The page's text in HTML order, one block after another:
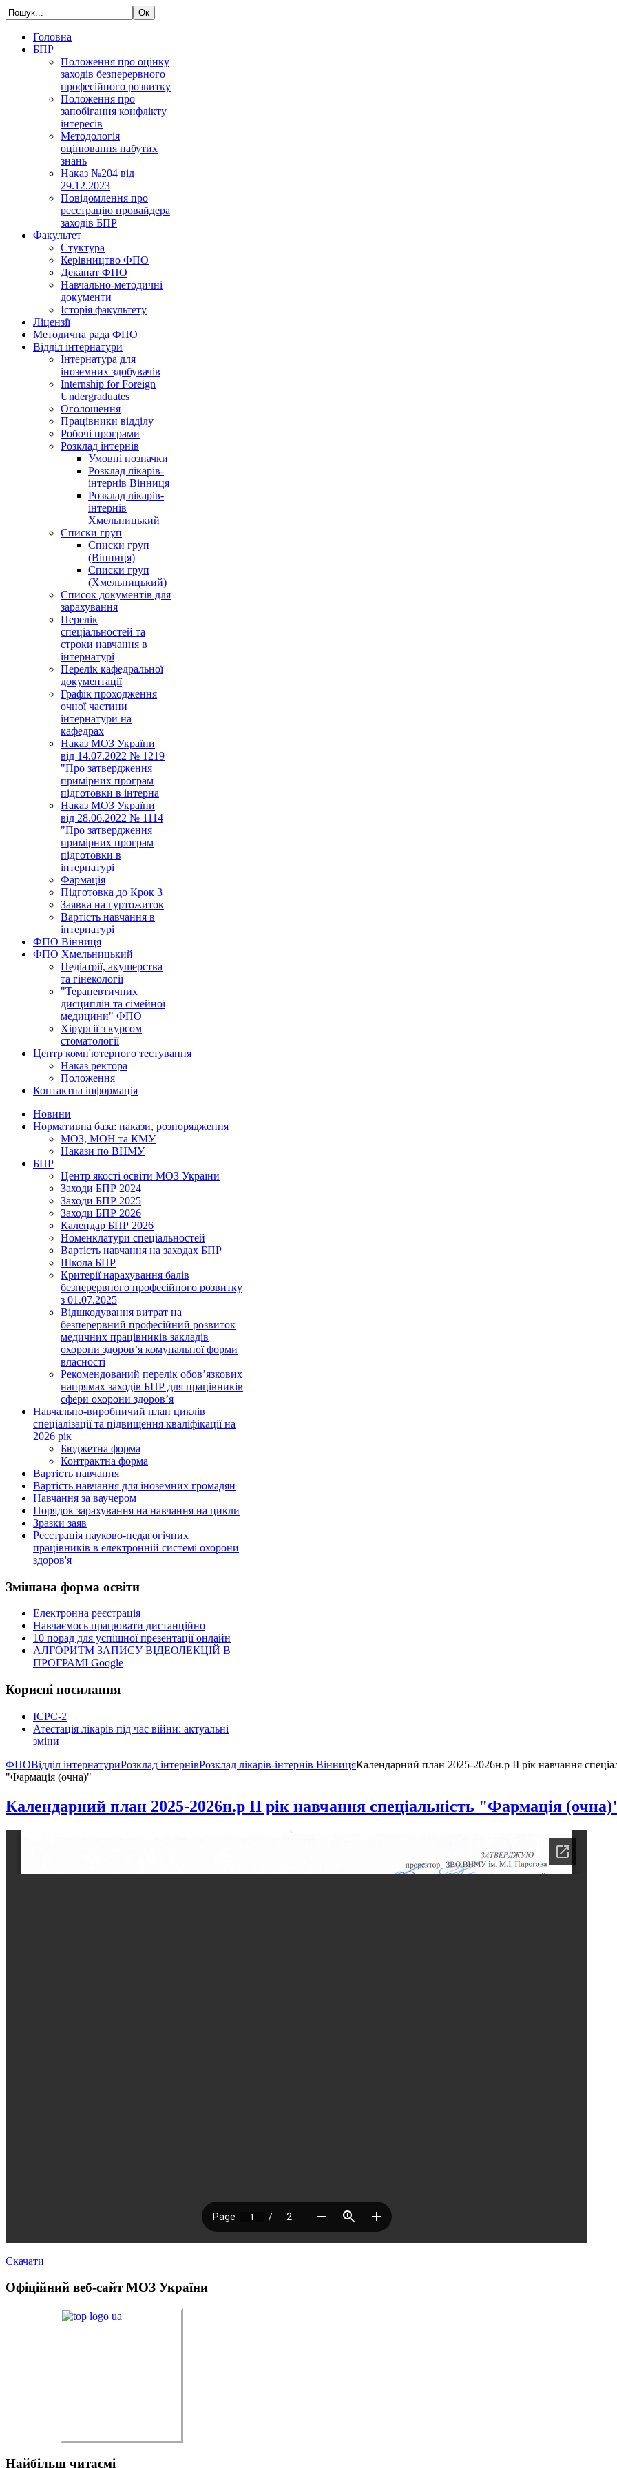
Головна
БПР
Положення про оцінку
заходів безперервного
професійного розвитку
Положення про
запобігання конфлікту
інтересів
Методологія
оцінювання набутих
знань
Наказ №204 від
29.12.2023
Повідомлення про
реєстрацію провайдера
заходів БПР
Факультет
Стуктура
Керівництво ФПО
Деканат ФПО
Навчально-методичні
документи
Історія факультету
Ліцензії
Методична рада ФПО
Відділ інтернатури
Інтернатура для
іноземних здобувачів
Internship for Foreign
Undergraduates
Оголошення
Працівники відділу
Робочі програми
Розклад інтернів
Умовні позначки
Розклад лікарів-
інтернів Вінниця
Розклад лікарів-
інтернів
Хмельницький
Списки груп
Списки груп
(Вінниця)
Списки груп
(Хмельницький)
Список документів для
зарахування
Перелік
спеціальностей та
строки навчання в
інтернатурі
Перелік кафедральної
документації
Графік проходження
очної частини
інтернатури на
кафедрах
Наказ МОЗ України
від 14.07.2022 № 1219
"Про затвердження
примірних програм
підготовки в інтерна
Наказ МОЗ України
від 28.06.2022 № 1114
"Про затвердження
примірних програм
підготовки в
інтернатурі
Фармація
Підготовка до Крок 3
Заявка на гуртожиток
Вартість навчання в
інтернатурі
ФПО Вінниця
ФПО Хмельницький
Педіатрії, акушерства
та гінекології
"Терапевтичних
дисциплін та сімейної
медицини" ФПО
Хірургії з курсом
стоматології
Центр комп'ютерного тестування
Наказ ректора
Положення
Контактна інформація
Новини
Нормативна база: накази, розпорядження
МОЗ, МОН та КМУ
Накази по ВНМУ
БПР
Центр якості освіти МОЗ України
Заходи БПР 2024
Заходи БПР 2025
Заходи БПР 2026
Календар БПР 2026
Номенклатури спеціальностей
Вартість навчання на заходах БПР
Школа БПР
Критерії нарахування балів
безперервного професійного розвитку
з 01.07.2025
Відшкодування витрат на
безперервний професійний розвиток
медичних працівників закладів
охорони здоров’я комунальної форми
власності
Рекомендований перелік обов’язкових
напрямах заходів БПР для працівників
сфери охорони здоров’я
Навчально-виробничий план циклів
спеціалізації та підвищення кваліфікації на
2026 рік
Бюджетна форма
Контрактна форма
Вартість навчання
Вартість навчання для іноземних громадян
Навчання за ваучером
Порядок зарахування на навчання на цикли
Зразки заяв
Реєстрація науково-педагогічних
працівників в електронній системі охорони
здоров'я
Змішана форма освіти
Електронна реєстрація
Навчаємось працювати дистанційно
10 порад для успішної презентації онлайн
АЛГОРИТМ ЗАПИСУ ВІДЕОЛЕКЦІЙ В
ПРОГРАМІ Google
Корисні посилання
ICPC-2
Атестація лікарів під час війни: актуальні
зміни
ФПОВідділ інтернатуриРозклад інтернівРозклад лікарів-інтернів ВінницяКалендарний план 2025-2026н.р ІI рік навчання
"Фармація (очна)"
Календарний план 2025-2026н.р ІI рік навчання спеціальність "Фармація
Скачати
Офіційний веб-сайт МОЗ України
Найбільш читаємі